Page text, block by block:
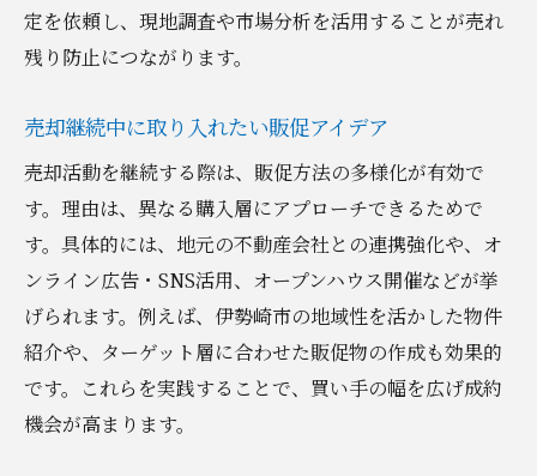
定を依頼し、現地調査や市場分析を活用することが売れ
残り防止につながります。
売却継続中に取り入れたい販促アイデア
売却活動を継続する際は、販促方法の多様化が有効で
す。理由は、異なる購入層にアプローチできるためで
す。具体的には、地元の不動産会社との連携強化や、オ
ンライン広告・SNS活用、オープンハウス開催などが挙
げられます。例えば、伊勢崎市の地域性を活かした物件
紹介や、ターゲット層に合わせた販促物の作成も効果的
です。これらを実践することで、買い手の幅を広げ成約
機会が高まります。